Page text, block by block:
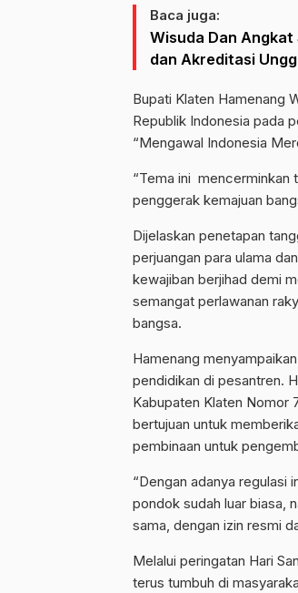
Baca juga:
Wisuda Dan Angkat
dan Akreditasi
Bupati Klaten Hamenang
Republik Indonesia pada
“Mengawal Indonesia
“Tema ini mencerminkan
penggerak kemajuan
Dijelaskan penetapan
perjuangan para ulama
kewajiban berjihad demi
semangat perlawanan
bangsa.
Hamenang
pendidikan di pesantren.
Kabupaten Klaten Nomor
bertujuan untuk
pembinaan untuk
“Dengan adanya regulasi
pondok sudah luar biasa,
sama, dengan izin resmi
Melalui peringatan Hari
terus tumbuh di